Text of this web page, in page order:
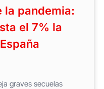
la pandemia:
el 7% la
graves secuelas